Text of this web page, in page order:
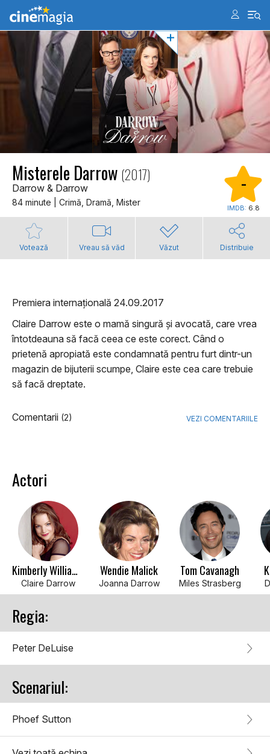
Misterele Darrow (2017)
Darrow & Darrow
84 minute | Crimă, Dramă, Mister
-
IMDB: 6.8
Votează Vreau să văd Văzut Distribuie
Premiera internațională 24.09.2017
Claire Darrow este o mamă singură și avocată, care vrea
întotdeauna să facă ceea ce este corect. Când o
prietenă apropiată este condamnată pentru furt dintr-un
magazin de bijuterii scumpe, Claire este cea care trebuie
să facă dreptate.
Comentarii (2) VEZI COMENTARIILE
Actori
Kimberly Williams-Paisley
Claire Darrow
Wendie Malick
Joanna Darrow
Tom Cavanagh
Miles Strasberg
Regia:
Peter DeLuise
Scenariul:
Phoef Sutton